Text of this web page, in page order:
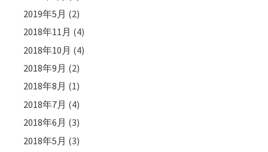
2019年5月 (2)
2018年11月 (4)
2018年10月 (4)
2018年9月 (2)
2018年8月 (1)
2018年7月 (4)
2018年6月 (3)
2018年5月 (3)